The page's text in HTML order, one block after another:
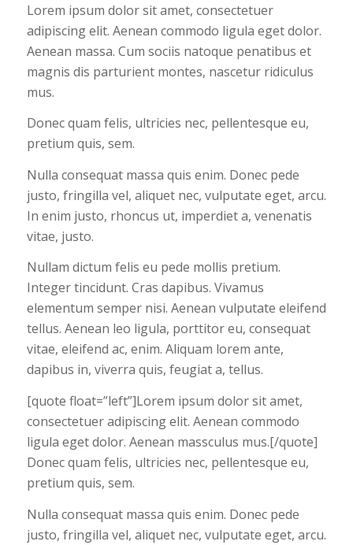
Lorem ipsum dolor sit amet, consectetuer
adipiscing elit. Aenean commodo ligula eget dolor.
Aenean massa. Cum sociis natoque penatibus et
magnis dis parturient montes, nascetur ridiculus
mus.
Donec quam felis, ultricies nec, pellentesque eu,
pretium quis, sem.
Nulla consequat massa quis enim. Donec pede
justo, fringilla vel, aliquet nec, vulputate eget, arcu.
In enim justo, rhoncus ut, imperdiet a, venenatis
vitae, justo.
Nullam dictum felis eu pede mollis pretium.
Integer tincidunt. Cras dapibus. Vivamus
elementum semper nisi. Aenean vulputate eleifend
tellus. Aenean leo ligula, porttitor eu, consequat
vitae, eleifend ac, enim. Aliquam lorem ante,
dapibus in, viverra quis, feugiat a, tellus.
[quote float=”left”]Lorem ipsum dolor sit amet,
consectetuer adipiscing elit. Aenean commodo
ligula eget dolor. Aenean massculus mus.[/quote]
Donec quam felis, ultricies nec, pellentesque eu,
pretium quis, sem.
Nulla consequat massa quis enim. Donec pede
justo, fringilla vel, aliquet nec, vulputate eget, arcu.